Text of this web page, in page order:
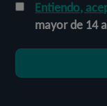
Entiendo,
mayor de 14